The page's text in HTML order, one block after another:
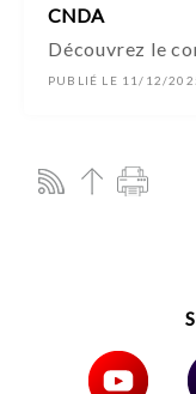
CNDA
Découvrez le
PUBLIÉ LE 11/12/